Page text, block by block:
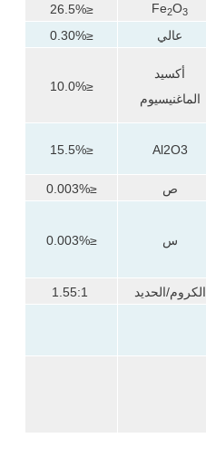
Fe2O3
≤26.5%
عالي ≤0.30%
أكسيد
الماغنيسيوم
≤10.0%
Al2O3
≤15.5%
ص ≤0.003%
س ≤0.003%
الكروم/الحديد